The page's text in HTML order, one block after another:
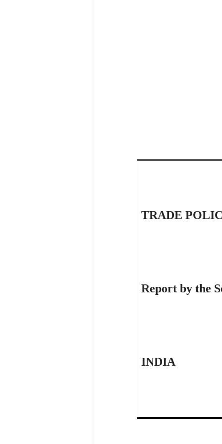
TRADE
Report by the
INDIA